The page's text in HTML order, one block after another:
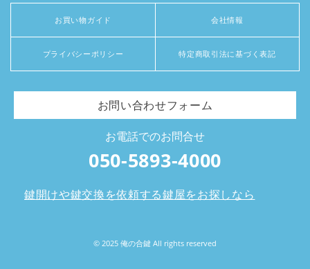
お買い物ガイド 会社情報
プライバシーポリシー 特定商取引法に基づく表記
お問い合わせフォーム
お電話でのお問合せ
050-5893-4000
鍵開けや鍵交換を依頼する鍵屋をお探しなら
© 2025 俺の合鍵 All rights reserved